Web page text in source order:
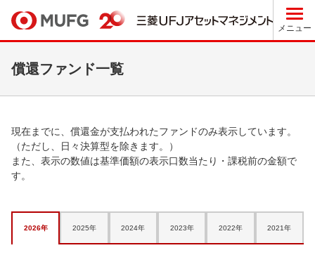
メニュー
償還ファンド一覧
現在までに、償還金が支払われたファンドのみ表示しています。
（ただし、日々決算型を除きます。）
また、表示の数値は基準価額の表示口数当たり・課税前の金額で
す。
2026年 2025年 2024年 2023年 2022年 2021年